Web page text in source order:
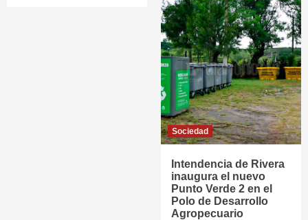
Sociedad
Intendencia de Rivera
inaugura el nuevo
Punto Verde 2 en el
Polo de Desarrollo
Agropecuario